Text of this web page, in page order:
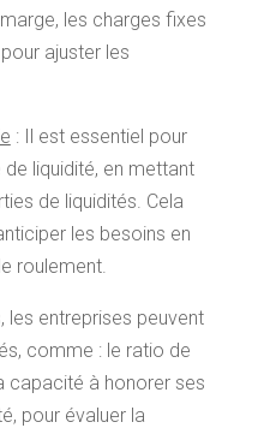
les charges fixes
ajuster les
: Il est essentiel pour
liquidité, en mettant
de liquidités. Cela
les besoins en
roulement.
les entreprises peuvent
comme : le ratio de
capacité à honorer ses
pour évaluer la